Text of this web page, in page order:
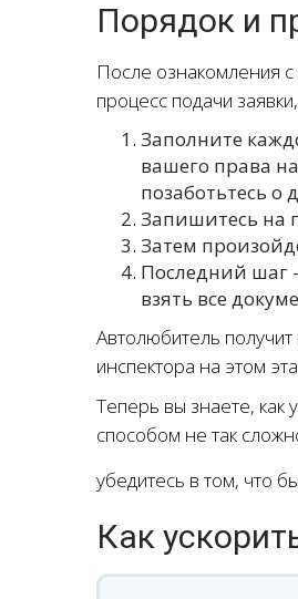
Порядок и
После ознакомления с
процесс подачи
Заполните
вашего права
позаботьтесь о
Запишитесь на
Затем
Последний шаг
взять все
Автолюбитель
инспектора на этом
Теперь вы знаете, как
способом не так
убедитесь в том, что
Как